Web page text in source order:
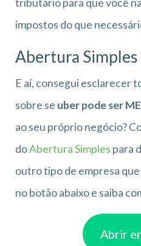
tributário para que você
impostos do que
Abertura Simples
E aí, consegui esclarecer
sobre se uber pode ser
ao seu próprio negócio?
doAbertura Simples para
outro tipo de empresa
no botão abaixo e saiba
Abrir